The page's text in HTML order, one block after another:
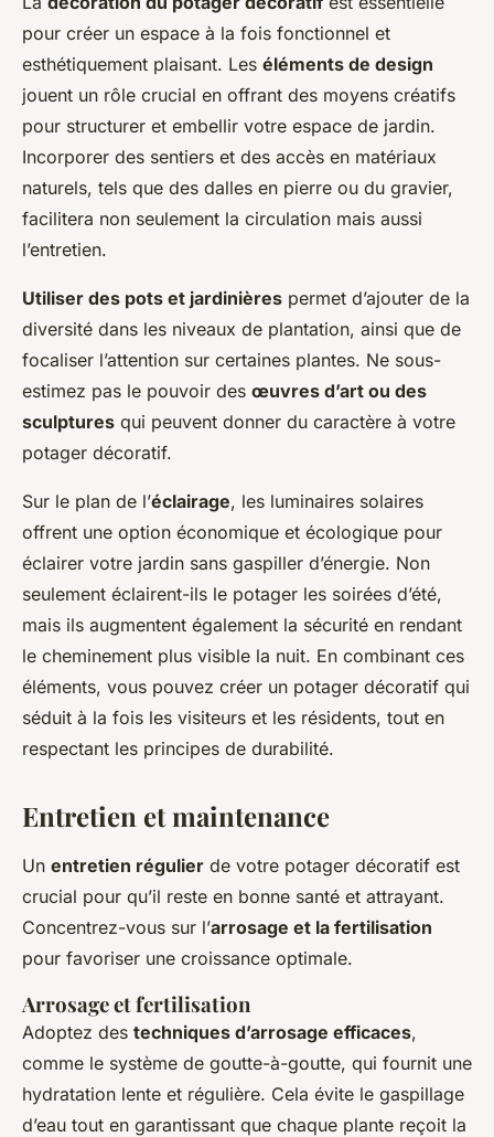
pour créer un espace à la fois fonctionnel et
esthétiquement plaisant. Les éléments de design
jouent un rôle crucial en offrant des moyens créatifs
pour structurer et embellir votre espace de jardin.
Incorporer des sentiers et des accès en matériaux
naturels, tels que des dalles en pierre ou du gravier,
facilitera non seulement la circulation mais aussi
l’entretien.
Utiliser des pots et jardinières permet d’ajouter de la
diversité dans les niveaux de plantation, ainsi que de
focaliser l’attention sur certaines plantes. Ne sous-
estimez pas le pouvoir des œuvres d’art ou des
sculptures qui peuvent donner du caractère à votre
potager décoratif.
Sur le plan de l’éclairage, les luminaires solaires
offrent une option économique et écologique pour
éclairer votre jardin sans gaspiller d’énergie. Non
seulement éclairent-ils le potager les soirées d’été,
mais ils augmentent également la sécurité en rendant
le cheminement plus visible la nuit. En combinant ces
éléments, vous pouvez créer un potager décoratif qui
séduit à la fois les visiteurs et les résidents, tout en
respectant les principes de durabilité.
Entretien et maintenance
Un entretien régulier de votre potager décoratif est
crucial pour qu’il reste en bonne santé et attrayant.
Concentrez-vous sur l’arrosage et la fertilisation
pour favoriser une croissance optimale.
Arrosage et fertilisation
Adoptez des techniques d’arrosage efficaces,
comme le système de goutte-à-goutte, qui fournit une
hydratation lente et régulière. Cela évite le gaspillage
d’eau tout en garantissant que chaque plante reçoit la